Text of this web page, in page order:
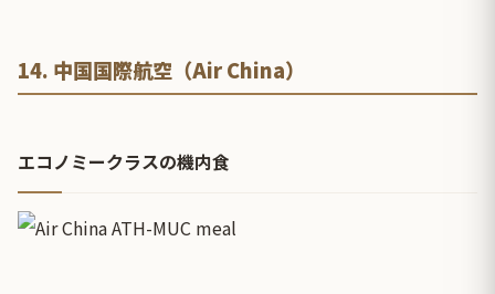
14. 中国国際航空（Air China）
エコノミークラスの機内食